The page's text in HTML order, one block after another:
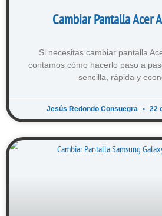
Cambiar Pantalla Acer
Si necesitas cambiar pantalla
contamos cómo hacerlo paso a
sencilla, rápida y
Jesús Redondo Consuegra 22